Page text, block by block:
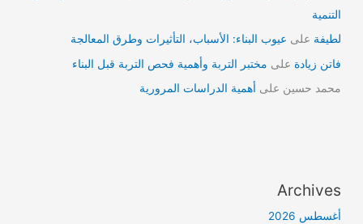
التنمية
لطيفة على عيوب البناء: الأسباب، التأثيرات وطرق المعالجة
فاتن زيادة على مختبر التربة وأهمية فحص التربة قبل البناء
محمد حسين على أهمية الدراسات المرورية
Archives
أغسطس 2026